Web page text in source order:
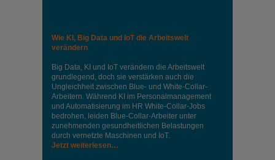
Wie KI, Big Data und IoT die Arbeitswelt
verändern
Big Data, KI und IoT verändern die Arbeitswelt
grundlegend, doch sie verstärken auch die
Ungleichheit zwischen Blue- und White-Collar-
Arbeitern. Während KI im Personalmanagement
und Automatisierung im HR White-Collar-Jobs
bedrohen, leiden Blue-Collar-Arbeiter unter
zunehmenden gesundheitlichen Belastungen
durch vernetzte Maschinen und IoT.
Jetzt weiterlesen…